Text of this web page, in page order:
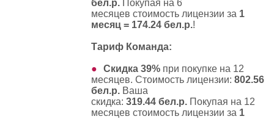
бел.р. Покупая на 6
месяцев стоимость лицензии за 1
месяц = 174.24 бел.р.!
Тариф Команда:
Скидка 39% при покупке на 12
месяцев. Стоимость лицензии: 802.56
бел.р. Ваша
скидка: 319.44 бел.р. Покупая на 12
месяцев стоимость лицензии за 1